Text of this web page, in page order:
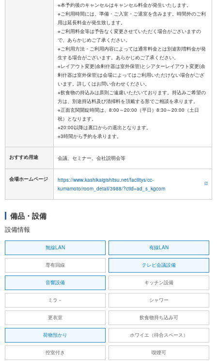
※本予約後のキャンセルはキャンセル料金が発生いたします。
※ご利用時間には、準備・ご入室・ご退室を含みます。時間外のご利
用は延長料金が発生致します。
※ご利用料金等は予告なく変更させていただく場合がございますの
で、あらかじめご了承ください。
※ご利用方法・ご利用内容によっては通常料金とは別途割増料金が発
生する場合がございます。あらかじめご了承ください。
※レイアウト変更(余剰什器は室外保管)とシアターレイアウト変更(余
剰什器は室外保管)は会場によってはご利用いただけない場合がござ
います。詳しくはお問い合わせください。
※飲食物の持込みは原則ご遠慮いただいております。持込みご希望の
方は、別途持込料及び清掃料を頂戴する形でご相談を承ります。
※正面玄関開錠時間は、8:00～20:00（平日）8:30～20:00（土日
祝）となります。
※20:00以降は裏口からの退出となります。
おすすめ用途 会議、セミナー、会社説明会等
会場ホームページ
https://www.kashikaigishitsu.net/facilitys/cc-
kumamoto/room_detail/3988/?ctid=ad_s_kgcom
備品・設備
設備情報
無線LAN 有線LAN
専有回線 テレビ会議設備
音響設備 キッチン設備
ミラ－ シャワー
更衣室 飲食物持ち込み可
荷物預かり ホワイエ（待合スペース）
控室付き 喫煙可